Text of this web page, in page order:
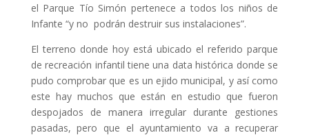
el Parque Tío Simón pertenece a todos los niños de
Infante “y no podrán destruir sus instalaciones”.
El terreno donde hoy está ubicado el referido parque
de recreación infantil tiene una data histórica donde se
pudo comprobar que es un ejido municipal, y así como
este hay muchos que están en estudio que fueron
despojados de manera irregular durante gestiones
pasadas, pero que el ayuntamiento va a recuperar